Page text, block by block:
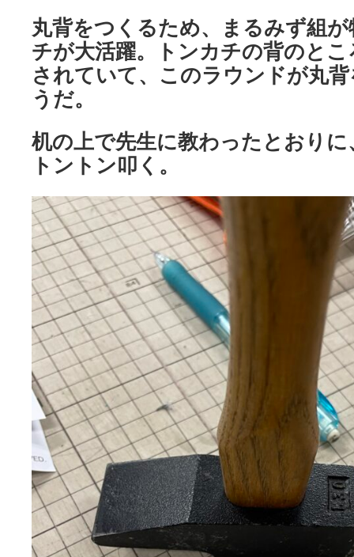
丸背をつくるため、まるみず組
チが大活躍。トンカチの背のと
されていて、このラウンドが丸
うだ。
机の上で先生に教わったとおり
トントン叩く。